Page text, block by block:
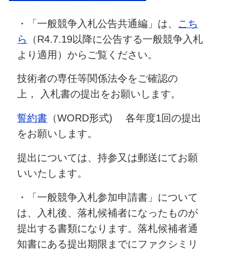
・「一般競争入札公告共通編」は、 こち
ら
（R4.7.19以降に公告する一般競争入札
より適用）からご覧ください。
技術者の専任等関係法令をご確認の
上， 入札書の提出をお願いします。
誓約書 （WORD形式) 各年度1回の提出
をお願いします。
提出については、持参又は郵送にてお願
いいたします。
・「一般競争入札参加申請書」について
は、入札後、落札候補者になったものが
提出する書類になります。落札候補者通
知書にある提出期限までにファクシミリ